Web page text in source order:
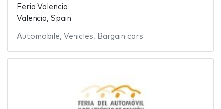
Feria Valencia
Valencia, Spain
Automobile, Vehicles, Bargain cars